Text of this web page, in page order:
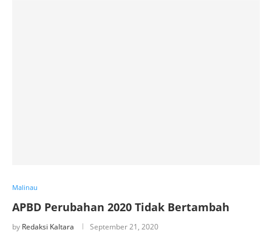
Malinau
APBD Perubahan 2020 Tidak Bertambah
by Redaksi Kaltara September 21, 2020